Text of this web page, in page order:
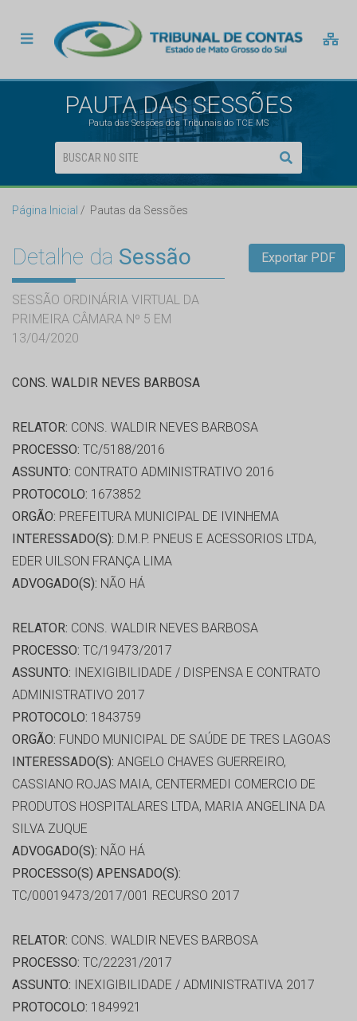
PAUTA DAS SESSÕES
Pauta das Sessões dos Tribunais do TCE MS
Página Inicial Pautas da Sessões
Detalhe da Sessão
SESSÃO ORDINÁRIA VIRTUAL DA
PRIMEIRA CÂMARA Nº 5 EM
13/04/2020
Exportar PDF
CONS. WALDIR NEVES BARBOSA
RELATOR: CONS. WALDIR NEVES BARBOSA
PROCESSO: TC/5188/2016
ASSUNTO: CONTRATO ADMINISTRATIVO 2016
PROTOCOLO: 1673852
ORGÃO: PREFEITURA MUNICIPAL DE IVINHEMA
INTERESSADO(S): D.M.P. PNEUS E ACESSORIOS LTDA,
EDER UILSON FRANÇA LIMA
ADVOGADO(S): NÃO HÁ
RELATOR: CONS. WALDIR NEVES BARBOSA
PROCESSO: TC/19473/2017
ASSUNTO: INEXIGIBILIDADE / DISPENSA E CONTRATO
ADMINISTRATIVO 2017
PROTOCOLO: 1843759
ORGÃO: FUNDO MUNICIPAL DE SAÚDE DE TRES LAGOAS
INTERESSADO(S): ANGELO CHAVES GUERREIRO,
CASSIANO ROJAS MAIA, CENTERMEDI COMERCIO DE
PRODUTOS HOSPITALARES LTDA, MARIA ANGELINA DA
SILVA ZUQUE
ADVOGADO(S): NÃO HÁ
PROCESSO(S) APENSADO(S):
TC/00019473/2017/001 RECURSO 2017
RELATOR: CONS. WALDIR NEVES BARBOSA
PROCESSO: TC/22231/2017
ASSUNTO: INEXIGIBILIDADE / ADMINISTRATIVA 2017
PROTOCOLO: 1849921